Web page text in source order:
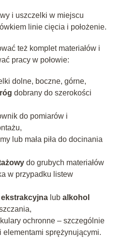
i uszczelki w miejscu
linie cięcia i położenie.
też komplet materiałów i
pracy w połowie:
dolne, boczne, górne,
dobrany do szerokości
do pomiarów i
lub mała piła do docinania
do grubych materiałów
w przypadku listew
ekstrakcyjnalub alkohol
ochronne – szczególnie
elementami sprężynującymi.